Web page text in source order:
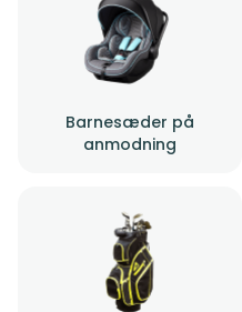
Barnesæder på
anmodning